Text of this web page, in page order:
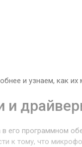
и узнаем, как их
и
его программном
к тому, что